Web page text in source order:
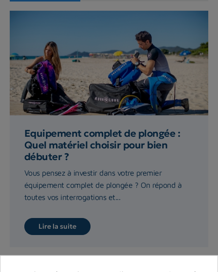
Equipement complet de plongée :
Quel matériel choisir pour bien
débuter ?
Vous pensez à investir dans votre premier
équipement complet de plongée ? On répond à
toutes vos interrogations et...
Lire la suite